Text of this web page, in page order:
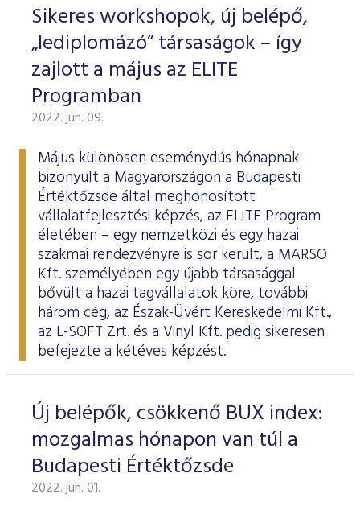
Sikeres workshopok, új belépő,
„lediplomázó” társaságok – így
zajlott a május az ELITE
Programban
2022. jún. 09.
Május különösen eseménydús hónapnak
bizonyult a Magyarországon a Budapesti
Értéktőzsde által meghonosított
vállalatfejlesztési képzés, az ELITE Program
életében – egy nemzetközi és egy hazai
szakmai rendezvényre is sor került, a MARSO
Kft. személyében egy újabb társasággal
bővült a hazai tagvállalatok köre, további
három cég, az Észak-Üvért Kereskedelmi Kft.,
az L-SOFT Zrt. és a Vinyl Kft. pedig sikeresen
befejezte a kétéves képzést.
Új belépők, csökkenő BUX index:
mozgalmas hónapon van túl a
Budapesti Értéktőzsde
2022. jún. 01.